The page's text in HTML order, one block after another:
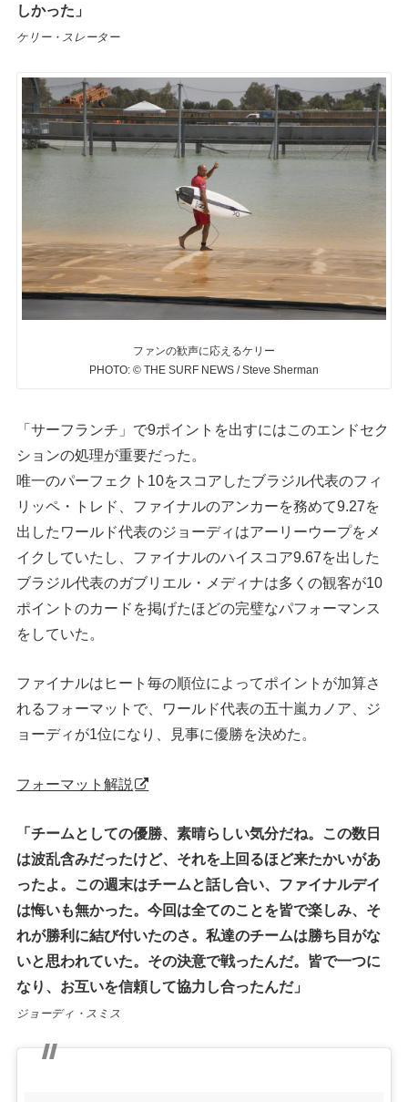
しかった」
ケリー・スレーター
ファンの歓声に応えるケリー
PHOTO: © THE SURF NEWS / Steve Sherman
「サーフランチ」で9ポイントを出すにはこのエンドセク
ションの処理が重要だった。
唯一のパーフェクト10をスコアしたブラジル代表のフィ
リッペ・トレド、ファイナルのアンカーを務めて9.27を
出したワールド代表のジョーディはアーリーウープをメ
イクしていたし、ファイナルのハイスコア9.67を出した
ブラジル代表のガブリエル・メディナは多くの観客が10
ポイントのカードを掲げたほどの完璧なパフォーマンス
をしていた。
ファイナルはヒート毎の順位によってポイントが加算さ
れるフォーマットで、ワールド代表の五十嵐カノア、ジ
ョーディが1位になり、見事に優勝を決めた。
フォーマット解説
「チームとしての優勝、素晴らしい気分だね。この数日
は波乱含みだったけど、それを上回るほど来たかいがあ
ったよ。この週末はチームと話し合い、ファイナルデイ
は悔いも無かった。今回は全てのことを皆で楽しみ、そ
れが勝利に結び付いたのさ。私達のチームは勝ち目がな
いと思われていた。その決意で戦ったんだ。皆で一つに
なり、お互いを信頼して協力し合ったんだ」
ジョーディ・スミス